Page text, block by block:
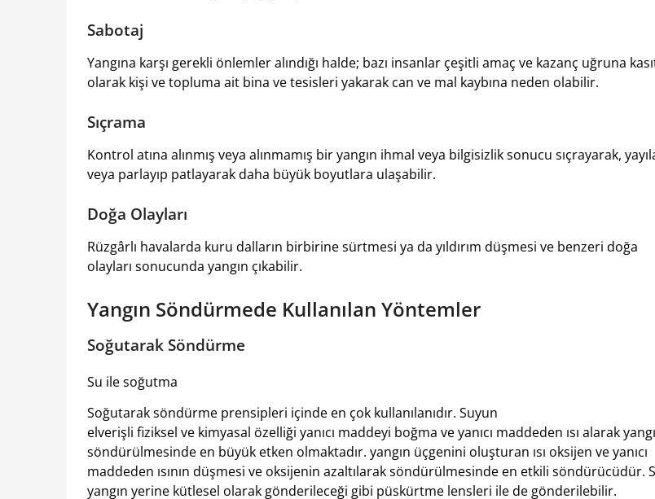
Sabotaj
Yangına karşı gerekli önlemler alındığı halde; bazı insanlar çeşitli amaç ve kazanç uğruna
olarak kişi ve topluma ait bina ve tesisleri yakarak can ve mal kaybına neden olabilir.
Sıçrama
Kontrol atına alınmış veya alınmamış bir yangın ihmal veya bilgisizlik sonucu sıçrayarak,
veya parlayıp patlayarak daha büyük boyutlara ulaşabilir.
Doğa Olayları
Rüzgârlı havalarda kuru dalların birbirine sürtmesi ya da yıldırım düşmesi ve benzeri doğa
olayları sonucunda yangın çıkabilir.
Yangın Söndürmede Kullanılan Yöntemler
Soğutarak Söndürme
Su ile soğutma
Soğutarak söndürme prensipleri içinde en çok kullanılanıdır. Suyun
elverişli fiziksel ve kimyasal özelliği yanıcı maddeyi boğma ve yanıcı maddeden ısı alarak
söndürülmesinde en büyük etken olmaktadır. yangın üçgenini oluşturan ısı oksijen ve yanıcı
maddeden ısının düşmesi ve oksijenin azaltılarak söndürülmesinde en etkili söndürücüdür.
yangın yerine kütlesel olarak gönderileceği gibi püskürtme lensleri ile de gönderilebilir.